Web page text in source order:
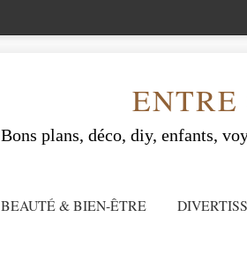
ENTRE
Bons plans, déco, diy, enfants,
BEAUTÉ & BIEN-ÊTRE